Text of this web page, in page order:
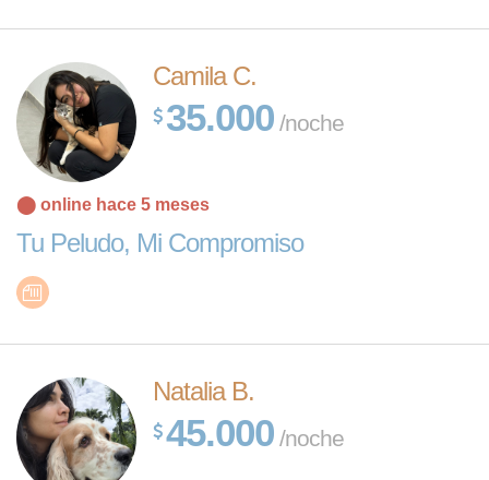
Camila C.
35.000 /noche
⬤ online hace 5 meses
Tu Peludo, Mi Compromiso
Natalia B.
45.000 /noche